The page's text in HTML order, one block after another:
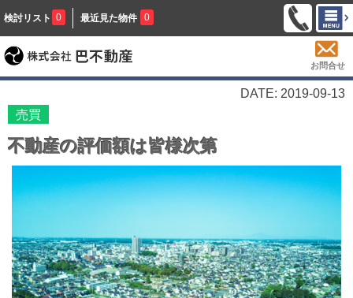
検討リスト 0 最近見た物件 0
お問合せ
DATE: 2019-09-13
売買
不動産の評価額は皆様次第